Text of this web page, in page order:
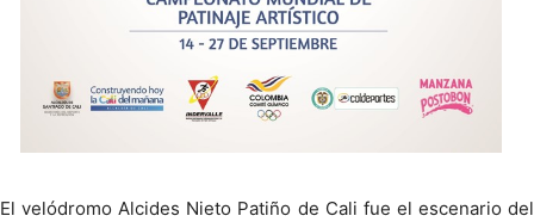
El velódromo Alcides Nieto Patiño de Cali fue el escenario del